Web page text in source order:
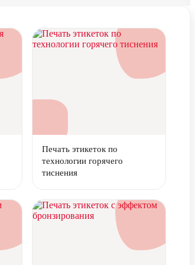
Печать этикеток по
технологии горячего
тиснения